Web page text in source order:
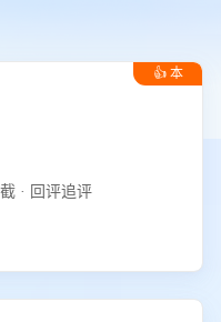
👍 本
售后智能客服 · 智能建单 · 物流拦截 · 回评追评